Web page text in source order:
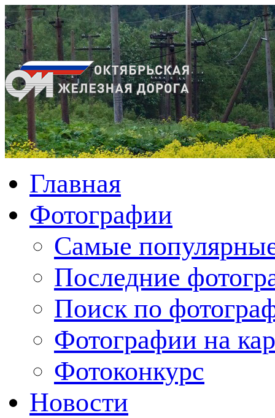
Главная
Фотографии
Cамые
Последние
Поиск по
Фотографии на
Фотоконкурс
Новости